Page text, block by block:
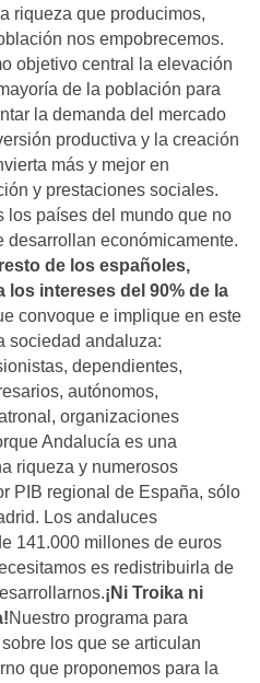
riqueza que producimos,
nos empobrecemos.
objetivo central la elevación
de la población para
la demanda del mercado
productiva y la creación
más y mejor en
y prestaciones sociales.
los países del mundo que no
desarrollan económicamente.
de los españoles,
intereses del 90% de la
convoque e implique en este
sociedad andaluza:
dependientes,
autónomos,
organizaciones
Andalucía es una
riqueza y numerosos
PIB regional de España, sólo
Los andaluces
141.000 millones de euros
es redistribuirla de
¡Ni Troika ni
Nuestro programa para
los que se articulan
que proponemos para la